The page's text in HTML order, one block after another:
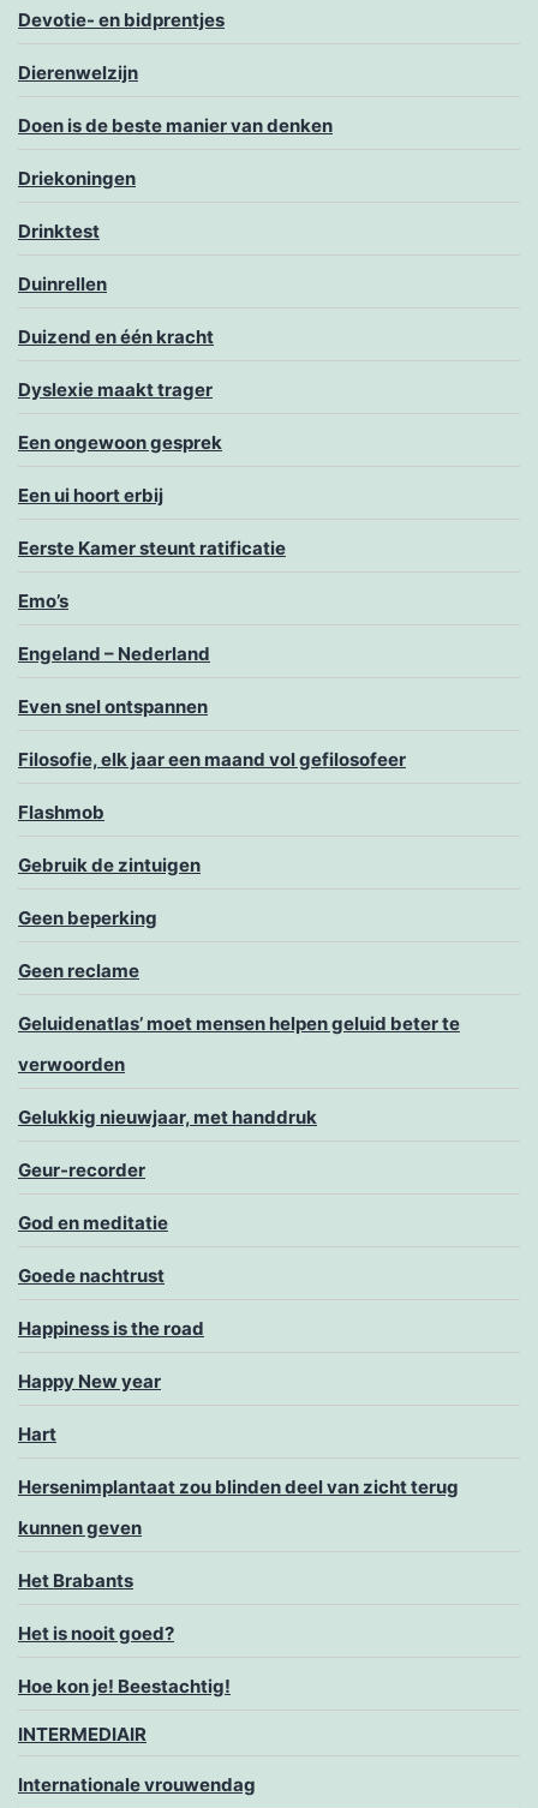
Devotie- en bidprentjes
Dierenwelzijn
Doen is de beste manier van denken
Driekoningen
Drinktest
Duinrellen
Duizend en één kracht
Dyslexie maakt trager
Een ongewoon gesprek
Een ui hoort erbij
Eerste Kamer steunt ratificatie
Emo’s
Engeland – Nederland
Even snel ontspannen
Filosofie, elk jaar een maand vol gefilosofeer
Flashmob
Gebruik de zintuigen
Geen beperking
Geen reclame
Geluidenatlas’ moet mensen helpen geluid beter te
verwoorden
Gelukkig nieuwjaar, met handdruk
Geur-recorder
God en meditatie
Goede nachtrust
Happiness is the road
Happy New year
Hart
Hersenimplantaat zou blinden deel van zicht terug
kunnen geven
Het Brabants
Het is nooit goed?
Hoe kon je! Beestachtig!
INTERMEDIAIR
Internationale vrouwendag